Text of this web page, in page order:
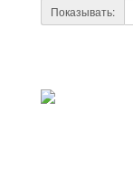
Показывать: